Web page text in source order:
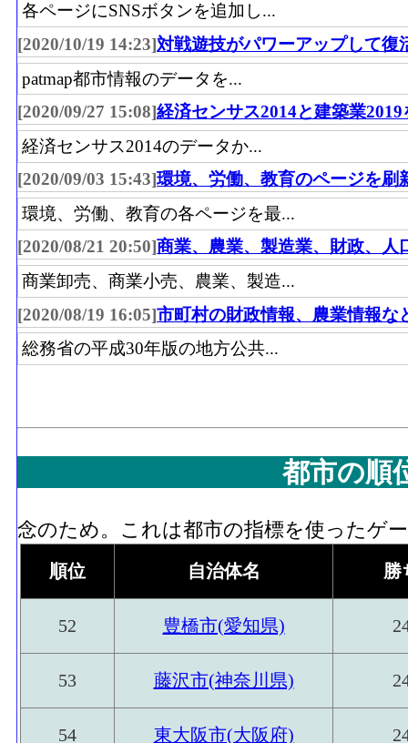
各ページにSNSボタンを追加し...
[2020/10/19 14:23]対戦遊技がパワーアップして復
patmap都市情報のデータを...
[2020/09/27 15:08]経済センサス2014と建築業2019
経済センサス2014のデータか...
[2020/09/03 15:43]環境、労働、教育のページを刷
環境、労働、教育の各ページを最...
[2020/08/21 20:50]商業、農業、製造業、財政、人
商業卸売、商業小売、農業、製造...
[2020/08/19 16:05]市町村の財政情報、農業情報な
総務省の平成30年版の地方公共...
都市の順
念のため。これは都市の指標を使ったゲ
順位 自治体名 勝
52 豊橋市(愛知県)
53 藤沢市(神奈川県)
54 東大阪市(大阪府)